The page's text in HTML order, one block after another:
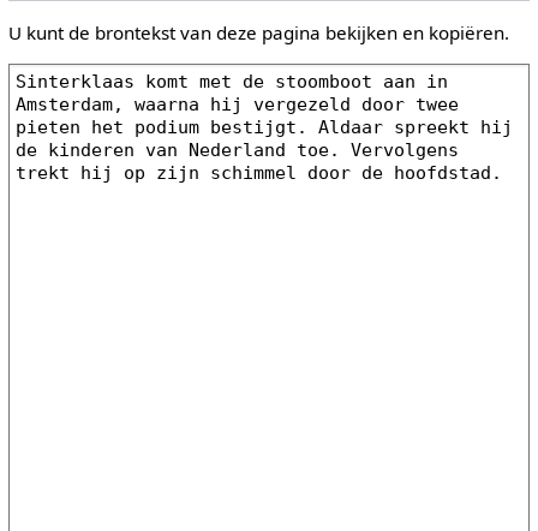
U kunt de brontekst van deze pagina bekijken en kopiëren.